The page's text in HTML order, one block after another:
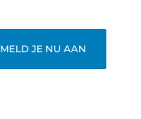
MELD JE NU AAN